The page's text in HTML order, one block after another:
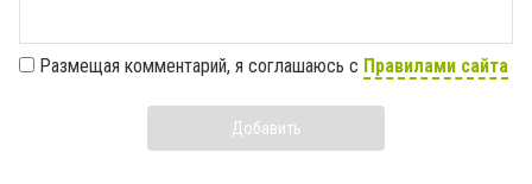
Размещая комментарий, я соглашаюсь с Правилами сайта
Добавить